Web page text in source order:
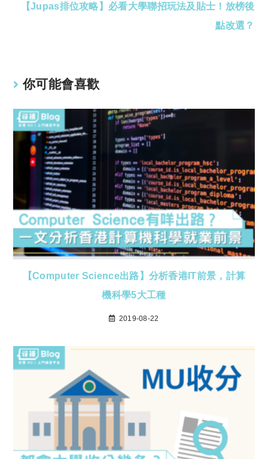
【Jupas排位攻略】必看大學聯招玩法及貼士！放榜後
點改選？
你可能會喜歡
【Computer Science出路】分析香港IT前景，計算
機科學5大工種
2019-08-22